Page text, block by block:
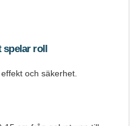
spelar roll
och säkerhet.